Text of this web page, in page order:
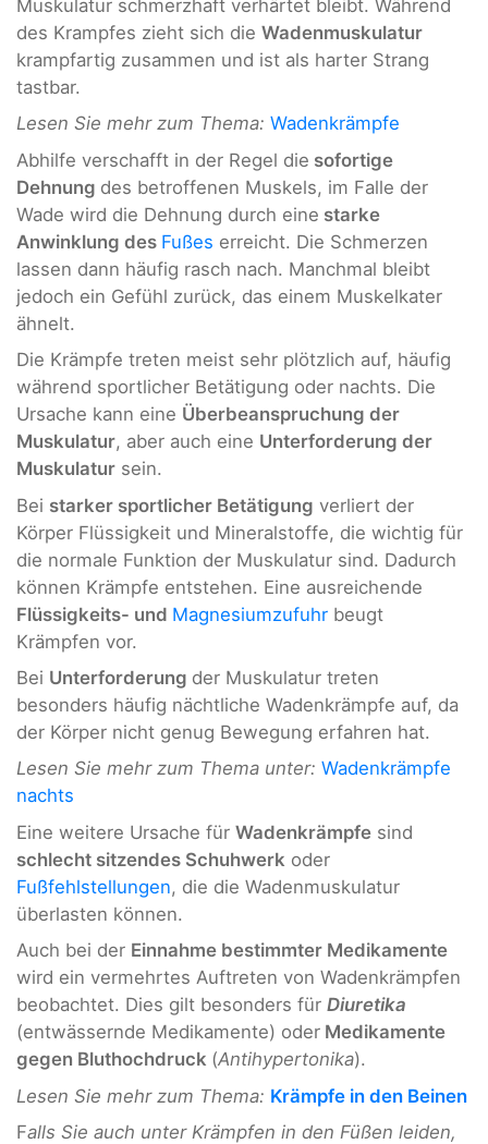
Muskulatur schmerzhaft verhärtet bleibt. Während
des Krampfes zieht sich die Wadenmuskulatur
krampfartig zusammen und ist als harter Strang
tastbar.
Lesen Sie mehr zum Thema: Wadenkrämpfe
Abhilfe verschafft in der Regel die sofortige
Dehnung des betroffenen Muskels, im Falle der
Wade wird die Dehnung durch eine starke
Anwinklung des Fußes erreicht. Die Schmerzen
lassen dann häufig rasch nach. Manchmal bleibt
jedoch ein Gefühl zurück, das einem Muskelkater
ähnelt.
Die Krämpfe treten meist sehr plötzlich auf, häufig
während sportlicher Betätigung oder nachts. Die
Ursache kann eine Überbeanspruchung der
Muskulatur, aber auch eine Unterforderung der
Muskulatur sein.
Bei starker sportlicher Betätigung verliert der
Körper Flüssigkeit und Mineralstoffe, die wichtig für
die normale Funktion der Muskulatur sind. Dadurch
können Krämpfe entstehen. Eine ausreichende
Flüssigkeits- und Magnesiumzufuhr beugt
Krämpfen vor.
Bei Unterforderung der Muskulatur treten
besonders häufig nächtliche Wadenkrämpfe auf, da
der Körper nicht genug Bewegung erfahren hat.
Lesen Sie mehr zum Thema unter: Wadenkrämpfe
nachts
Eine weitere Ursache für Wadenkrämpfe sind
schlecht sitzendes Schuhwerk oder
Fußfehlstellungen, die die Wadenmuskulatur
überlasten können.
Auch bei der Einnahme bestimmter Medikamente
wird ein vermehrtes Auftreten von Wadenkrämpfen
beobachtet. Dies gilt besonders für Diuretika
(entwässernde Medikamente) oder Medikamente
gegen Bluthochdruck (Antihypertonika).
Lesen Sie mehr zum Thema: Krämpfe in den Beinen
Falls Sie auch unter Krämpfen in den Füßen leiden,